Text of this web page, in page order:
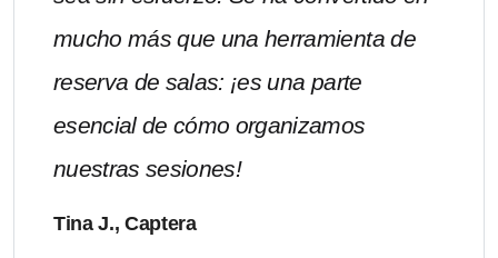
mucho más que una herramienta de
reserva de salas: ¡es una parte
esencial de cómo organizamos
nuestras sesiones!
Tina J., Captera